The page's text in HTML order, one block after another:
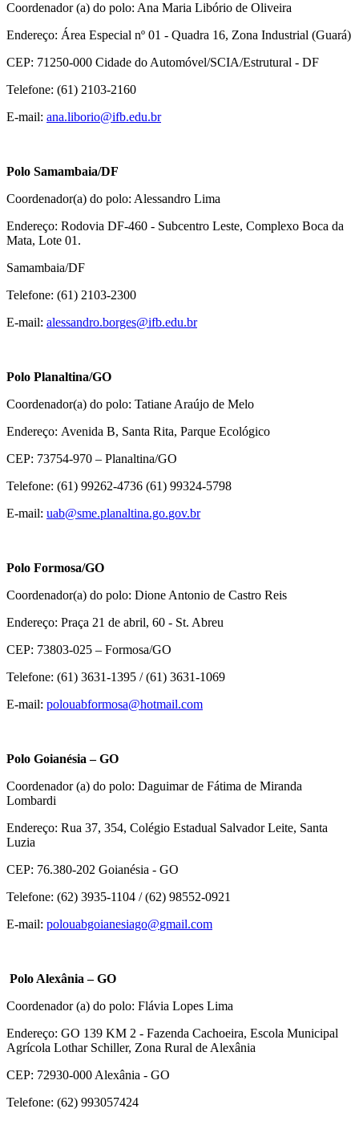
Coordenador (a) do polo: Ana Maria Libório de Oliveira
Endereço: Área Especial nº 01 - Quadra 16, Zona Industrial (Guará)
CEP: 71250-000 Cidade do Automóvel/SCIA/Estrutural - DF
Telefone: (61) 2103-2160
E-mail: ana.liborio@ifb.edu.br
Polo Samambaia/DF
Coordenador(a) do polo: Alessandro Lima
Endereço: Rodovia DF-460 - Subcentro Leste, Complexo Boca da
Mata, Lote 01.
Samambaia/DF
Telefone: (61) 2103-2300
E-mail: alessandro.borges@ifb.edu.br
Polo Planaltina/GO
Coordenador(a) do polo: Tatiane Araújo de Melo
Endereço: Avenida B, Santa Rita, Parque Ecológico
CEP: 73754-970 – Planaltina/GO
Telefone: (61) 99262-4736 (61) 99324-5798
E-mail: uab@sme.planaltina.go.gov.br
Polo Formosa/GO
Coordenador(a) do polo: Dione Antonio de Castro Reis
Endereço: Praça 21 de abril, 60 - St. Abreu
CEP: 73803-025 – Formosa/GO
Telefone: (61) 3631-1395 / (61) 3631-1069
E-mail: polouabformosa@hotmail.com
Polo Goianésia – GO
Coordenador (a) do polo: Daguimar de Fátima de Miranda
Lombardi
Endereço: Rua 37, 354, Colégio Estadual Salvador Leite, Santa
Luzia
CEP: 76.380-202 Goianésia - GO
Telefone: (62) 3935-1104 / (62) 98552-0921
E-mail: polouabgoianesiago@gmail.com
Polo Alexânia – GO
Coordenador (a) do polo: Flávia Lopes Lima
Endereço: GO 139 KM 2 - Fazenda Cachoeira, Escola Municipal
Agrícola Lothar Schiller, Zona Rural de Alexânia
CEP: 72930-000 Alexânia - GO
Telefone: (62) 993057424